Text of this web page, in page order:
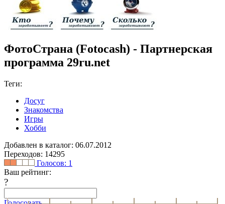
ФотоСтрана (Fotocash) - Партнерская
программа 29ru.net
Теги:
Досуг
Знакомства
Игры
Хобби
Добавлен в каталог: 06.07.2012
Переходов: 14295
Голосов: 1
Ваш рейтинг:
?